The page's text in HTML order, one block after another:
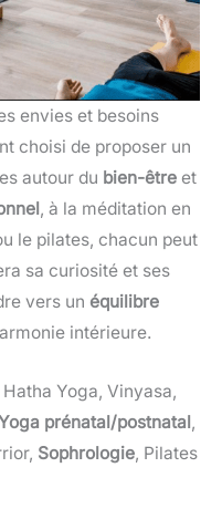
envies et besoins
choisi de proposer un
autour du bien-être et
, à la méditation en
le pilates, chacun peut
sa curiosité et ses
vers un équilibre
intérieure.
Hatha Yoga, Vinyasa,
prénatal/postnatal,
Sophrologie, Pilates